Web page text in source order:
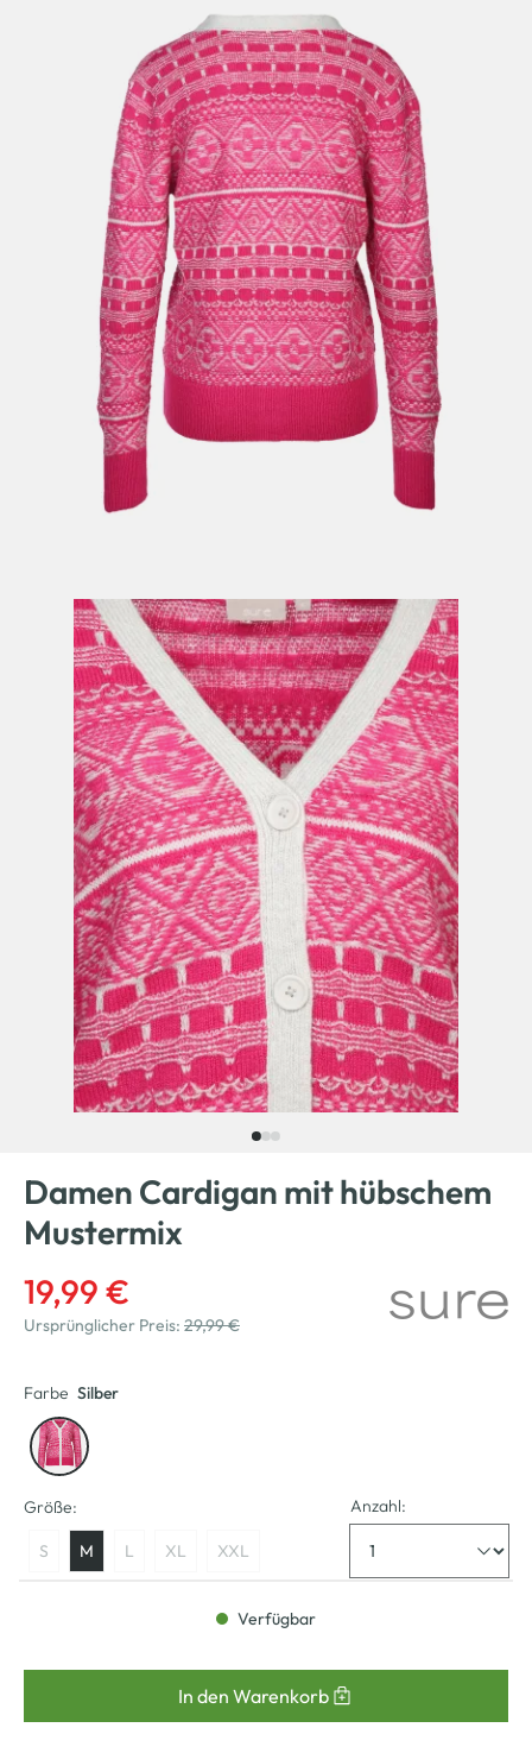
Damen Cardigan mit hübschem
Mustermix
19,99 €
Ursprünglicher Preis: 29,99 €
Farbe Silber
Größe:
S M L XL XXL
Anzahl:
Verfügbar
In den Warenkorb